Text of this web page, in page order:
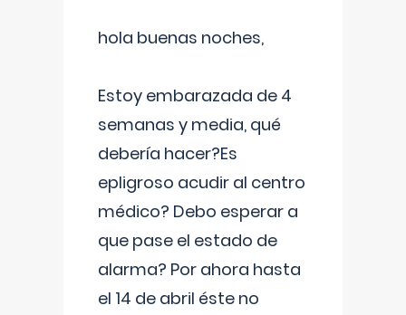
hola buenas noches,
Estoy embarazada de 4
semanas y media, qué
debería hacer?Es
epligroso acudir al centro
médico? Debo esperar a
que pase el estado de
alarma? Por ahora hasta
el 14 de abril éste no